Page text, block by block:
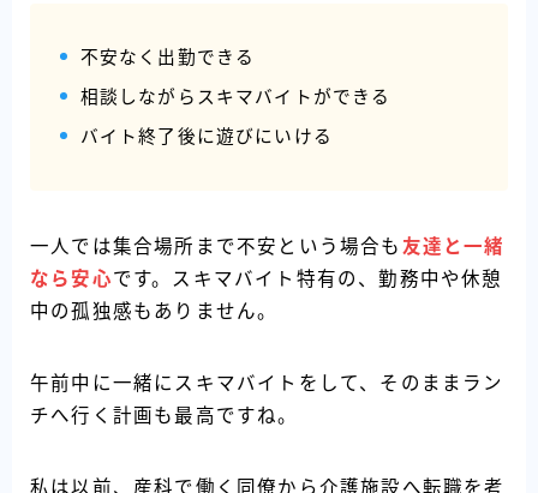
不安なく出勤できる
相談しながらスキマバイトができる
バイト終了後に遊びにいける
一人では集合場所まで不安という場合も 友達と一緒
なら安心です。スキマバイト特有の、勤務中や休憩
中の孤独感もありません。
午前中に一緒にスキマバイトをして、そのままラン
チへ行く計画も最高ですね。
私は以前、産科で働く同僚から介護施設へ転職を考